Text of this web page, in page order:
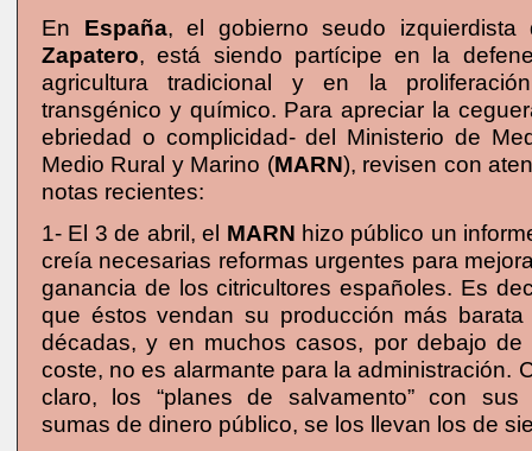
En España, el gobierno seudo
Zapatero, está siendo partícipe en la
agricultura tradicional y en la
transgénico y químico. Para apreciar la
ebriedad o complicidad- del Ministerio de
Medio Rural y Marino (MARN), revisen con
notas recientes:
1- El 3 de abril, el MARN hizo público un
creía necesarias reformas urgentes para
ganancia de los citricultores españoles. Es
que éstos vendan su producción más
décadas, y en muchos casos, por debajo de
coste, no es alarmante para la administración.
claro, los “planes de salvamento” con sus
sumas de dinero público, se los llevan los de